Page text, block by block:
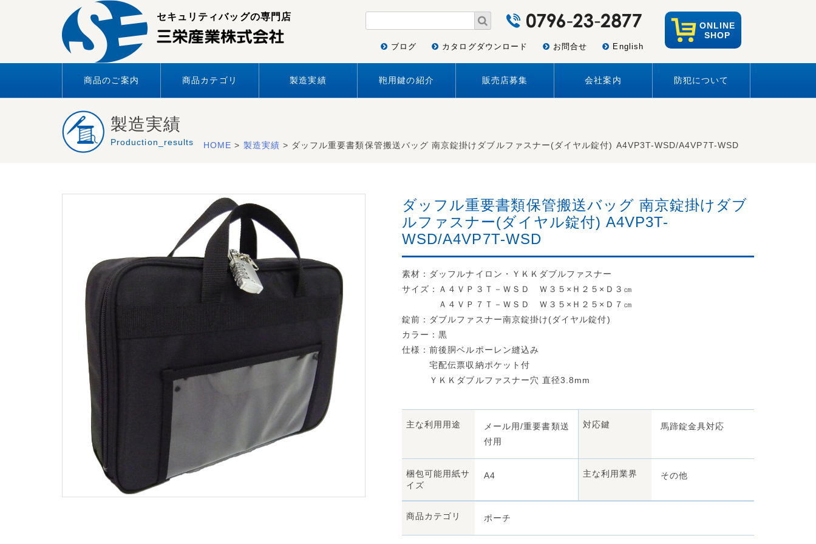
セキュリティバッグの専門店
ブログ カタログダウンロード お問合せ English
ONLINE
SHOP
商品のご案内 商品カテゴリ 製造実績 鞄用鍵の紹介 販売店募集 会社案内 防犯について
製造実績
Production_results HOME > 製造実績 > ダッフル重要書類保管搬送バッグ 南京錠掛けダブルファスナー(ダイヤル錠付) A4VP3T-WSD/A4VP7T-WSD
ダッフル重要書類保管搬送バッグ 南京錠掛けダブ
ルファスナー(ダイヤル錠付) A4VP3T-
WSD/A4VP7T-WSD
素材：ダッフルナイロン・ＹＫＫダブルファスナー
サイズ：Ａ４ＶＰ３Ｔ－ＷＳＤ Ｗ３５×Ｈ２５×Ｄ３㎝
Ａ４ＶＰ７Ｔ－ＷＳＤ Ｗ３５×Ｈ２５×Ｄ７㎝
錠前：ダブルファスナー南京錠掛け(ダイヤル錠付)
カラー：黒
仕様：前後胴ベルポーレン縫込み
宅配伝票収納ポケット付
ＹＫＫダブルファスナー穴 直径3.8mm
主な利用用途
メール用/重要書類送
付用
対応鍵 馬蹄錠金具対応
梱包可能用紙サ
イズ
A4 主な利用業界 その他
商品カテゴリ ポーチ